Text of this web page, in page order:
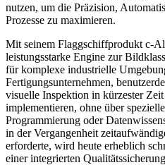
nutzen, um die Präzision,
Prozesse zu maximieren.
Mit seinem Flaggschiffprodukt c-
leistungsstarke Engine zur
für komplexe industrielle
Fertigungsunternehmen,
visuelle Inspektion in kürzester
implementieren, ohne über
Programmierung oder
in der Vergangenheit
erforderte, wird heute erheblich
einer integrierten